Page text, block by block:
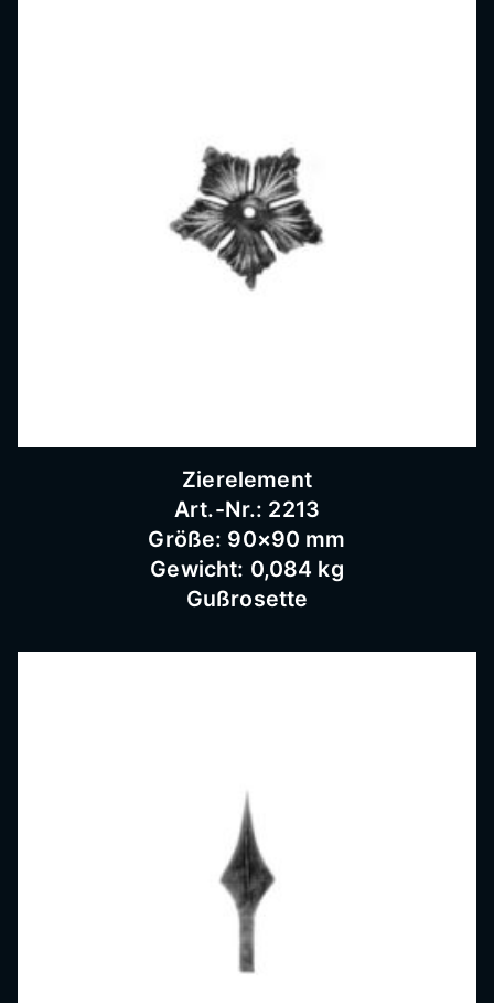
Schlos
serei,
dermü
hle,
Schmi
Zierelement
Art.-Nr.: 2213
Größe: 90×90 mm
Gewicht: 0,084 kg
Gußrosette